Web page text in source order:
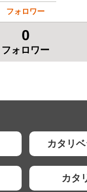
フォロワー
0
フォロワー
カタリ
カタ